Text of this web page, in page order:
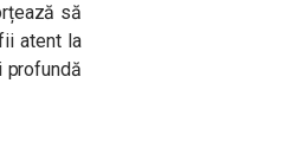
să
atent la
profundă